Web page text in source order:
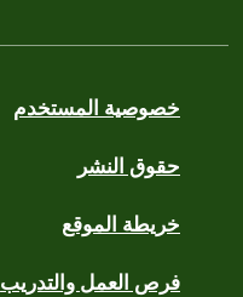
خصوصية المستخدم
حقوق النشر
خريطة الموقع
فرص العمل والتدريب